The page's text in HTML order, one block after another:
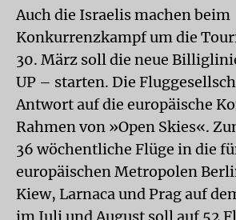
Auch die Israelis machen beim
Konkurrenzkampf um die
30. März soll die neue
UP – starten. Die
Antwort auf die europäische
Rahmen von »Open Skies«.
36 wöchentliche Flüge in die
europäischen Metropolen
Kiew, Larnaca und Prag auf